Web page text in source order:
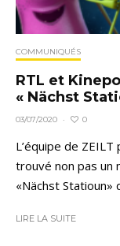
COMMUNIQUÉS
RTL et
« Nächst
03/07/2020 · 0
L’équipe de
trouvé non pas un
«Nächst Statioun»
LIRE LA SUITE